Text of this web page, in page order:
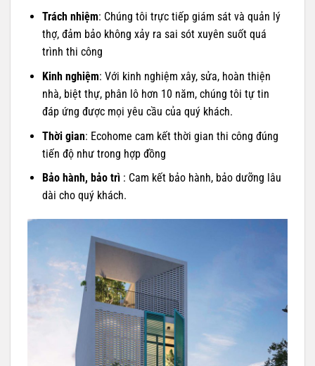
Trách nhiệm: Chúng tôi trực tiếp giám sát và quản lý
thợ, đảm bảo không xảy ra sai sót xuyên suốt quá
trình thi công
Kinh nghiệm: Với kinh nghiệm xây, sửa, hoàn thiện
nhà, biệt thự, phân lô hơn 10 năm, chúng tôi tự tin
đáp ứng được mọi yêu cầu của quý khách.
Thời gian: Ecohome cam kết thời gian thi công đúng
tiến độ như trong hợp đồng
Bảo hành, bảo trì: Cam kết bảo hành, bảo dưỡng lâu
dài cho quý khách.